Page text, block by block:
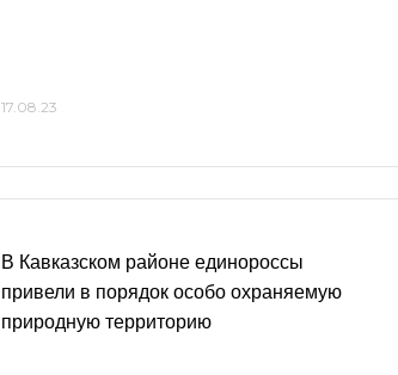
17.08.23
В Кавказском районе единороссы
привели в порядок особо охраняемую
природную территорию